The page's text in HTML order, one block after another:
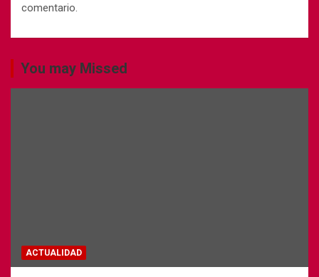
comentario.
You may Missed
ACTUALIDAD